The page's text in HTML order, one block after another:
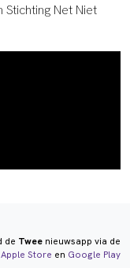
Net Niet
de Tweenieuwsapp via de
Apple Store en Google Play